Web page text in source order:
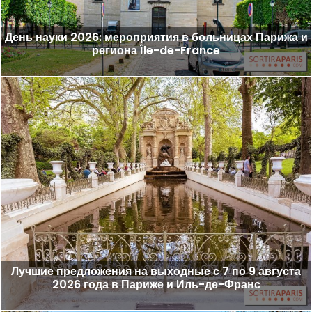
День науки 2026: мероприятия в больницах Парижа и
региона Île-de-France
Лучшие предложения на выходные с 7 по 9 августа
2026 года в Париже и Иль-де-Франс